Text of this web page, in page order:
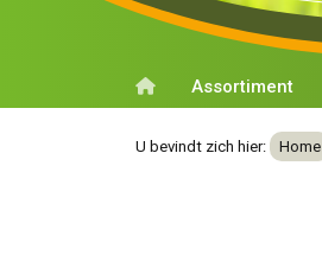
Assortiment
U bevindt zich hier: Home